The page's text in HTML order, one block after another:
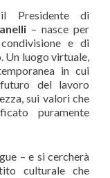
Presidente di
– nasce per
e di
Un luogo virtuale,
in cui
del lavoro
sui valori che
puramente
– e si cercherà
culturale che